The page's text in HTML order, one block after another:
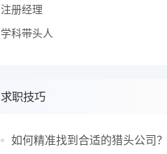
注册经理
学科带头人
求职技巧
如何精准找到合适的猎头公司？